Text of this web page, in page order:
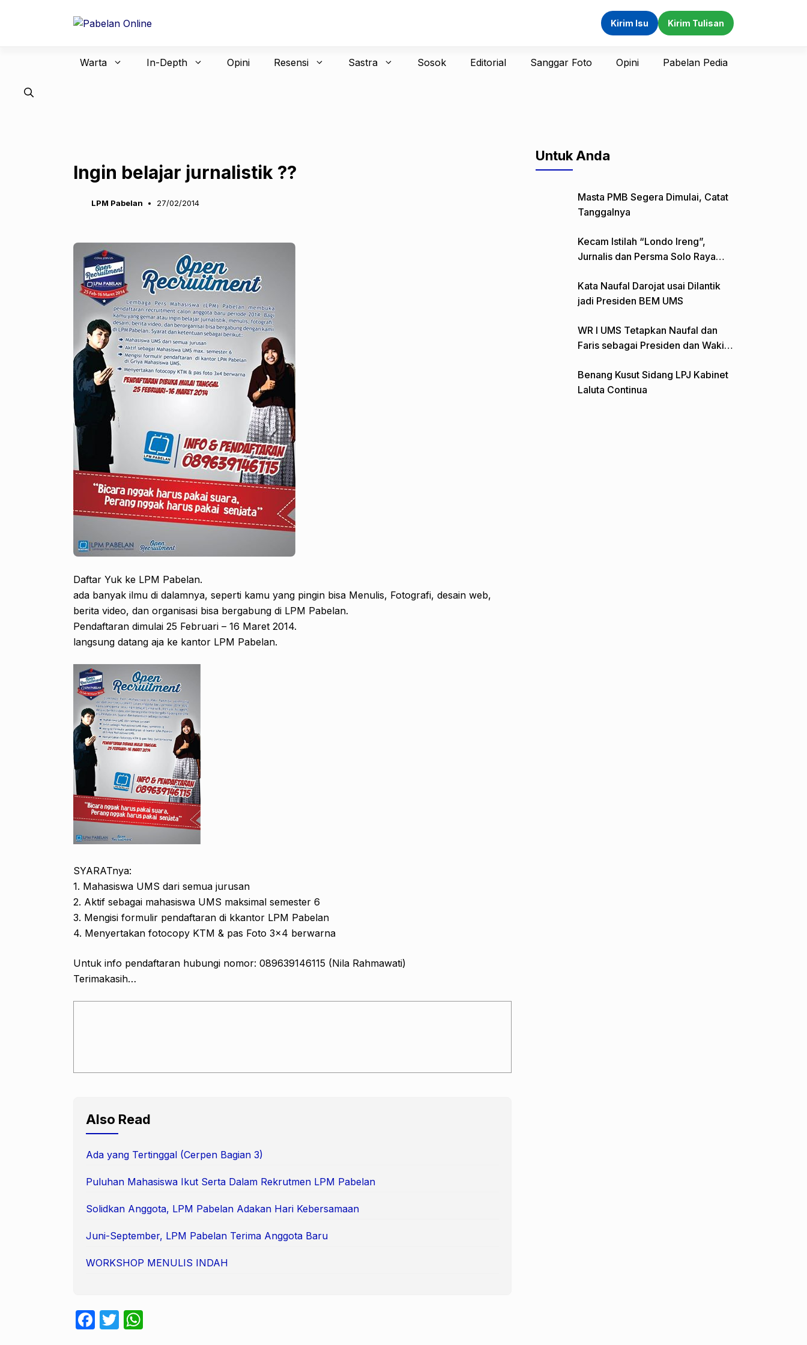
Kirim Isu Kirim Tulisan
Warta In-Depth Opini Resensi Sastra Sosok Editorial Sanggar Foto Opini Pabelan Pedia
Ingin belajar jurnalistik ??
LPM Pabelan 27/02/2014
Daftar Yuk ke LPM Pabelan.
ada banyak ilmu di dalamnya, seperti kamu yang pingin bisa Menulis, Fotografi, desain web,
berita video, dan organisasi bisa bergabung di LPM Pabelan.
Pendaftaran dimulai 25 Februari – 16 Maret 2014.
langsung datang aja ke kantor LPM Pabelan.
SYARATnya:
1. Mahasiswa UMS dari semua jurusan
2. Aktif sebagai mahasiswa UMS maksimal semester 6
3. Mengisi formulir pendaftaran di kkantor LPM Pabelan
4. Menyertakan fotocopy KTM & pas Foto 3×4 berwarna
Untuk info pendaftaran hubungi nomor: 089639146115 (Nila Rahmawati)
Terimakasih…
Also Read
Ada yang Tertinggal (Cerpen Bagian 3)
Puluhan Mahasiswa Ikut Serta Dalam Rekrutmen LPM Pabelan
Solidkan Anggota, LPM Pabelan Adakan Hari Kebersamaan
Juni-September, LPM Pabelan Terima Anggota Baru
WORKSHOP MENULIS INDAH
F
T
Untuk Anda
Masta PMB Segera Dimulai, Catat
Tanggalnya
Kecam Istilah “Londo Ireng”,
Jurnalis dan Persma Solo Raya
Kata Naufal Darojat usai Dilantik
jadi Presiden BEM UMS
WR I UMS Tetapkan Naufal dan
Faris sebagai Presiden dan Wakil
Benang Kusut Sidang LPJ Kabinet
Laluta Continua